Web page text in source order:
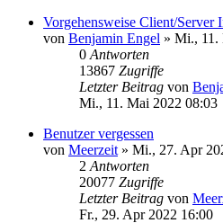
Vorgehensweise Client/Server
von Benjamin Engel » Mi., 11.
0 Antworten
13867 Zugriffe
Letzter Beitrag von
Mi., 11. Mai 2022 08:03
Benutzer vergessen
von Meerzeit » Mi., 27. Apr
2 Antworten
20077 Zugriffe
Letzter Beitrag von
Fr., 29. Apr 2022 16:00